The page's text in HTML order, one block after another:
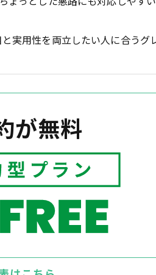
実用性を両立したい人に合うグ
が無料